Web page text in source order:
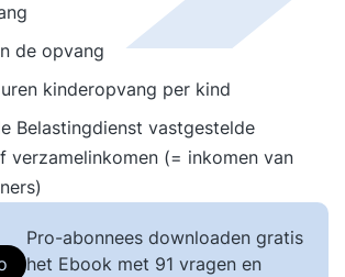
de opvang
kinderopvang per kind
Belastingdienst vastgestelde
verzamelinkomen (= inkomen van
Pro-abonnees downloaden gratis
het Ebook met 91 vragen en